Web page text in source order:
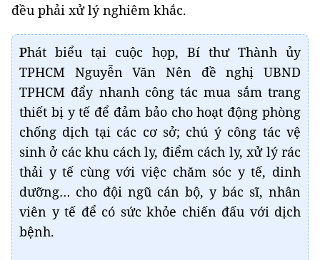
đều phải xử lý nghiêm khắc.
Phát biểu tại cuộc họp, Bí thư Thành ủy
TPHCM Nguyễn Văn Nên đề nghị UBND
TPHCM đẩy nhanh công tác mua sắm trang
thiết bị y tế để đảm bảo cho hoạt động phòng
chống dịch tại các cơ sở; chú ý công tác vệ
sinh ở các khu cách ly, điểm cách ly, xử lý rác
thải y tế cùng với việc chăm sóc y tế, dinh
dưỡng… cho đội ngũ cán bộ, y bác sĩ, nhân
viên y tế để có sức khỏe chiến đấu với dịch
bệnh.